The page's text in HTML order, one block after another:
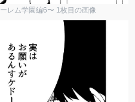
レム学園編6〜 1枚目の画像